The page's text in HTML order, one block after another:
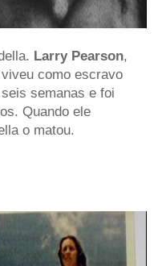
Larry Pearson,
como escravo
semanas e foi
Quando ele
o matou.